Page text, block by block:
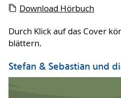
Download Hörbuch
Durch Klick auf das Cover
blättern.
Stefan & Sebastian und